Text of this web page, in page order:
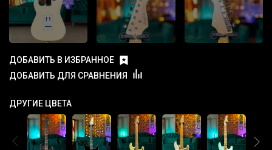
ДОБАВИТЬ В ИЗБРАННОЕ
ДОБАВИТЬ ДЛЯ СРАВНЕНИЯ
ДРУГИЕ ЦВЕТА